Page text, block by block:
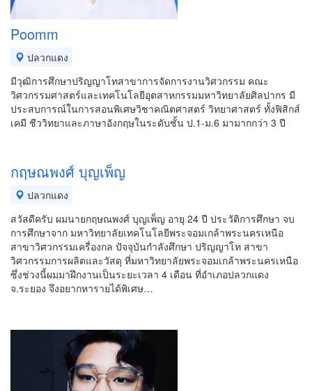
Poomm
ปลวกแดง
มีวุฒิการศึกษาปริญญาโทสาขาการจัดการงานวิศวกรรม คณะ
วิศวกรรมศาสตร์และเทคโนโลยีอุตสาหกรรมมหาวิทยาลัยศิลปากร มี
ประสบการณ์ในการสอนพิเศษวิชาคณิตศาสตร์ วิทยาศาสตร์ ทั้งฟิสิกส์
เคมี ชีววิทยาและภาษาอังกฤษในระดับชั้น ป.1-ม.6 มามากกว่า 3 ปี
กฤษณพงศ์ บุญเพ็ญ
ปลวกแดง
สวัสดีครับ ผมนายกฤษณพงศ์ บุญเพ็ญ อายุ 24 ปี ประวัติการศึกษา จบ
การศึกษาจาก มหาวิทยาลัยเทคโนโลยีพระจอมเกล้าพระนครเหนือ
สาขาวิศวกรรมเครื่องกล ปัจจุบันกำลังศึกษา ปริญญาโท สาขา
วิศวกรรมการผลิตและวัสดุ ที่มหาวิทยาลัยพระจอมเกล้าพระนครเหนือ
ซึ่งช่วงนี้ผมมาฝึกงานเป็นระยะเวลา 4 เดือน ที่อำเภอปลวกแดง
จ.ระยอง จึงอยากหารายได้พิเศษ…